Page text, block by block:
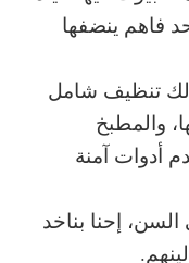
فاهم ينضفها
تنظيف شامل
والمطبخ
أدوات آمنة
إحنا بناخد